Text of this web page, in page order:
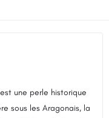
une perle historique
sous les Aragonais, la